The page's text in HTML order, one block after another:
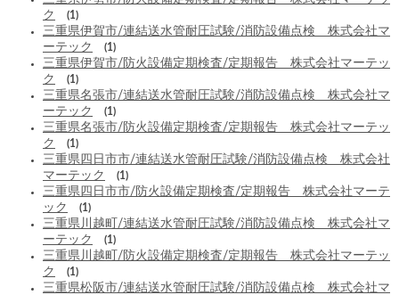
ク
(1)
三重県伊賀市/連結送水管耐圧試験/消防設備点検 株式会社マ
ーテック
(1)
三重県伊賀市/防火設備定期検査/定期報告 株式会社マーテッ
ク
(1)
三重県名張市/連結送水管耐圧試験/消防設備点検 株式会社マ
ーテック
(1)
三重県名張市/防火設備定期検査/定期報告 株式会社マーテッ
ク
(1)
三重県四日市市/連結送水管耐圧試験/消防設備点検 株式会社
マーテック
(1)
三重県四日市市/防火設備定期検査/定期報告 株式会社マーテ
ック
(1)
三重県川越町/連結送水管耐圧試験/消防設備点検 株式会社マ
ーテック
(1)
三重県川越町/防火設備定期検査/定期報告 株式会社マーテッ
ク
(1)
三重県松阪市/連結送水管耐圧試験/消防設備点検 株式会社マ